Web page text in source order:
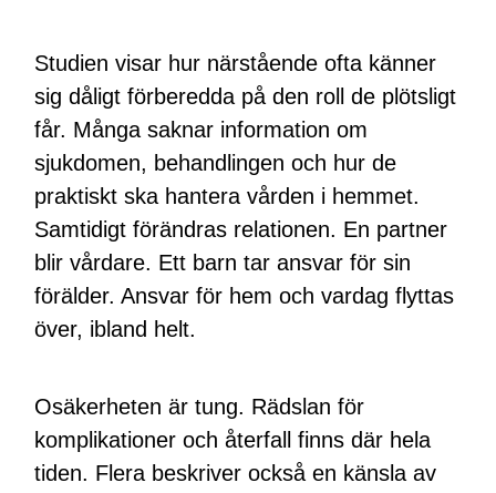
Studien visar hur närstående ofta känner
sig dåligt förberedda på den roll de plötsligt
får. Många saknar information om
sjukdomen, behandlingen och hur de
praktiskt ska hantera vården i hemmet.
Samtidigt förändras relationen. En partner
blir vårdare. Ett barn tar ansvar för sin
förälder. Ansvar för hem och vardag flyttas
över, ibland helt.
Osäkerheten är tung. Rädslan för
komplikationer och återfall finns där hela
tiden. Flera beskriver också en känsla av